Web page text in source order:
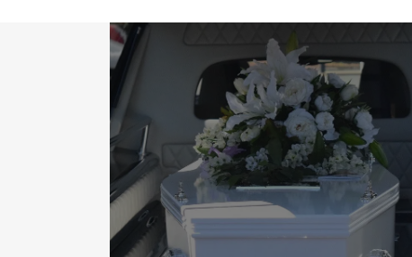
ご挨拶
ABOUT
お客様の声